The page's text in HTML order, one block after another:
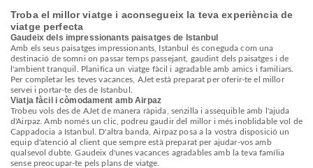
Troba el millor viatge i aconsegueix la teva experiència de
viatge perfecta
Gaudeix dels impressionants paisatges de Istanbul
Amb els seus paisatges impressionants, Istanbul és coneguda com una
destinació de somni on passar temps passejant, gaudint dels paisatges i de
l'ambient tranquil. Planifica un viatge fàcil i agradable amb amics i familiars.
Per completar les teves vacances, AJet està preparat per oferir-te el millor
servei i portar-te des de Istanbul.
Viatja fàcil i còmodament amb Airpaz
Trobeu vols des de AJet de manera ràpida, senzilla i assequible amb l'ajuda
d'Airpaz. Amb només un clic, podreu gaudir del millor i més inoblidable vol de
Cappadocia a Istanbul. D'altra banda, Airpaz posa a la vostra disposició un
equip d'atenció al client que sempre està preparat per ajudar-vos amb
qualsevol dubte. Gaudeix d'unes vacances agradables amb la teva família
sense preocupar-te pels plans de viatge.